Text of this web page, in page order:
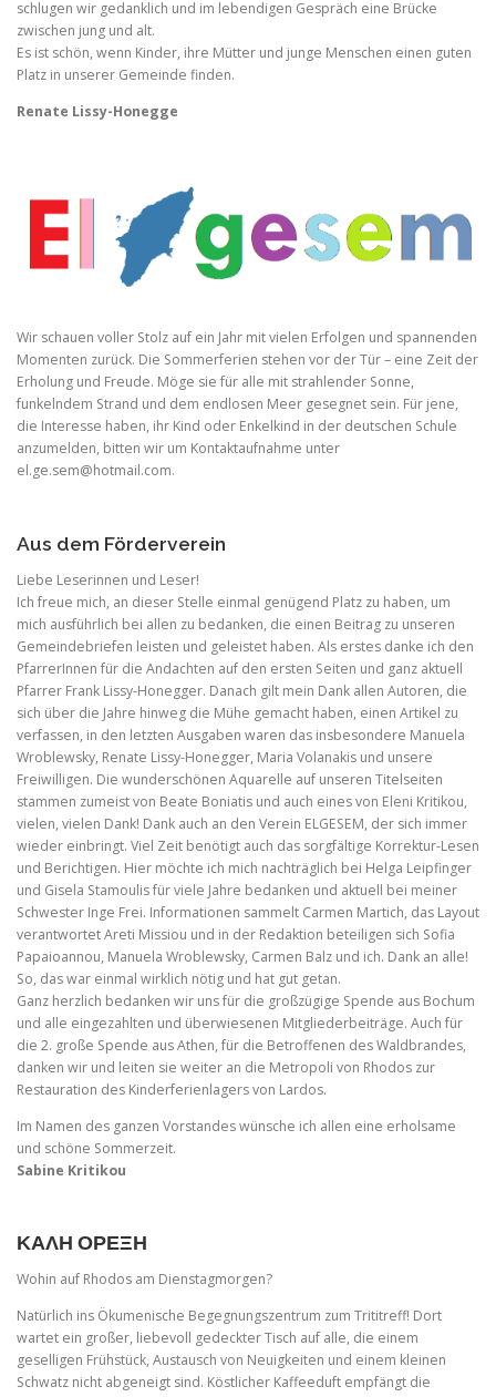
schlugen wir gedanklich und im lebendigen Gespräch eine Brücke
zwischen jung und alt.
Es ist schön, wenn Kinder, ihre Mütter und junge Menschen einen guten
Platz in unserer Gemeinde finden.
Renate Lissy-Honegge
Wir schauen voller Stolz auf ein Jahr mit vielen Erfolgen und spannenden
Momenten zurück. Die Sommerferien stehen vor der Tür – eine Zeit der
Erholung und Freude. Möge sie für alle mit strahlender Sonne,
funkelndem Strand und dem endlosen Meer gesegnet sein. Für jene,
die Interesse haben, ihr Kind oder Enkelkind in der deutschen Schule
anzumelden, bitten wir um Kontaktaufnahme unter
el.ge.sem@hotmail.com.
Aus dem Förderverein
Liebe Leserinnen und Leser!
Ich freue mich, an dieser Stelle einmal genügend Platz zu haben, um
mich ausführlich bei allen zu bedanken, die einen Beitrag zu unseren
Gemeindebriefen leisten und geleistet haben. Als erstes danke ich den
PfarrerInnen für die Andachten auf den ersten Seiten und ganz aktuell
Pfarrer Frank Lissy-Honegger. Danach gilt mein Dank allen Autoren, die
sich über die Jahre hinweg die Mühe gemacht haben, einen Artikel zu
verfassen, in den letzten Ausgaben waren das insbesondere Manuela
Wroblewsky, Renate Lissy-Honegger, Maria Volanakis und unsere
Freiwilligen. Die wunderschönen Aquarelle auf unseren Titelseiten
stammen zumeist von Beate Boniatis und auch eines von Eleni Kritikou,
vielen, vielen Dank! Dank auch an den Verein ELGESEM, der sich immer
wieder einbringt. Viel Zeit benötigt auch das sorgfältige Korrektur-Lesen
und Berichtigen. Hier möchte ich mich nachträglich bei Helga Leipfinger
und Gisela Stamoulis für viele Jahre bedanken und aktuell bei meiner
Schwester Inge Frei. Informationen sammelt Carmen Martich, das Layout
verantwortet Areti Missiou und in der Redaktion beteiligen sich Sofia
Papaioannou, Manuela Wroblewsky, Carmen Balz und ich. Dank an alle!
So, das war einmal wirklich nötig und hat gut getan.
Ganz herzlich bedanken wir uns für die großzügige Spende aus Bochum
und alle eingezahlten und überwiesenen Mitgliederbeiträge. Auch für
die 2. große Spende aus Athen, für die Betroffenen des Waldbrandes,
danken wir und leiten sie weiter an die Metropoli von Rhodos zur
Restauration des Kinderferienlagers von Lardos.
Im Namen des ganzen Vorstandes wünsche ich allen eine erholsame
und schöne Sommerzeit.
Sabine Kritikou
ΚΑΛΗ ΟΡΕΞΗ
Wohin auf Rhodos am Dienstagmorgen?
Natürlich ins Ökumenische Begegnungszentrum zum Trititreff! Dort
wartet ein großer, liebevoll gedeckter Tisch auf alle, die einem
geselligen Frühstück, Austausch von Neuigkeiten und einem kleinen
Schwatz nicht abgeneigt sind. Köstlicher Kaffeeduft empfängt die